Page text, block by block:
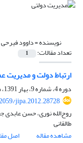
نویسنده =داوود فیرحی
تعداد مقالات: 1
ارتباط دولت و مدیریت
دوره 4، شماره 9، بهار 1391، صفحه
jipa.2012.28728
روح‌الله نوری، حسن عابدی
طالقانی
مشاهده مقاله
اصل